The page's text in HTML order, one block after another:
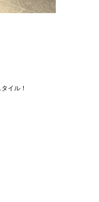
イル！